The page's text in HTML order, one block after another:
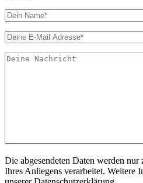
Die abgesendeten Daten werden
Ihres Anliegens verarbeitet. Weitere